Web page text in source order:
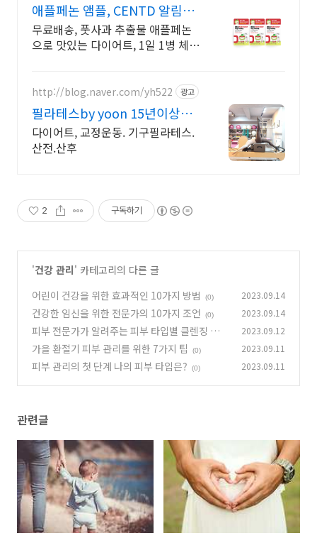
애플페논 앰플, CENTD 알림받
기동의 2000원 쿠폰
무료배송, 풋사과 추출물 애플페논
으로 맛있는 다이어트, 1일 1병 체지
http://blog.naver.com/yh522 광고
필라테스by yoon 15년이상티
칭경력 원장직강
다이어트, 교정운동. 기구필라테스.
산전.산후
2 구독하기
'건강 관리' 카테고리의 다른 글
어린이 건강을 위한 효과적인 10가지 방법
(0) 2023.09.14
건강한 임신을 위한 전문가의 10가지 조언 (0) 2023.09.14
피부 전문가가 알려주는 피부 타입별 클렌징 방법
(0)
2023.09.12
가을 환절기 피부 관리를 위한 7가지 팁 (0) 2023.09.11
피부 관리의 첫 단계 나의 피부 타입은? (0) 2023.09.11
관련글